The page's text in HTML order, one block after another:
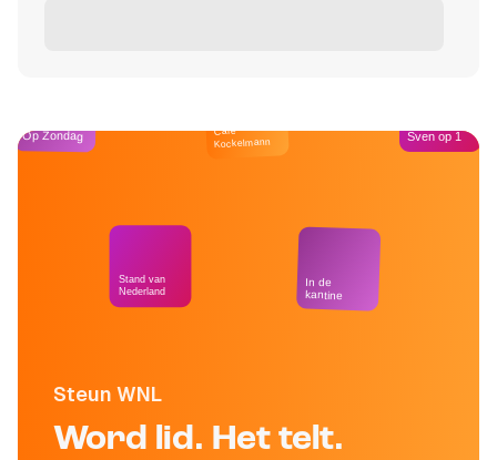
Steun WNL
Word lid. Het telt.
Op Zondag
Stand van
Nederland
Café
Kockelmann
In de
kantine
Sven op 1